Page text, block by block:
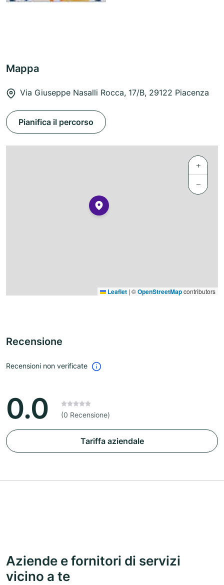
Mappa
Via Giuseppe Nasalli Rocca, 17/B, 29122 Piacenza
Pianifica il percorso
+
−
Leaflet | ©OpenStreetMapcontributors
Recensione
Recensioni non verificate
0.0 (0 Recensione)
Tariffa aziendale
Aziende e fornitori di servizi
vicino a te